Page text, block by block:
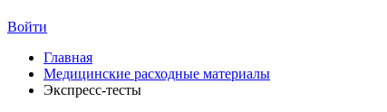
Войти
Главная
Медицинские расходные материалы
Экспресс-тесты